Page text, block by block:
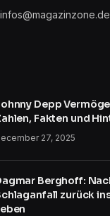
infos@magazinzone.de
Depp
Fakten und
27, 2025
Berghoff:
zurück